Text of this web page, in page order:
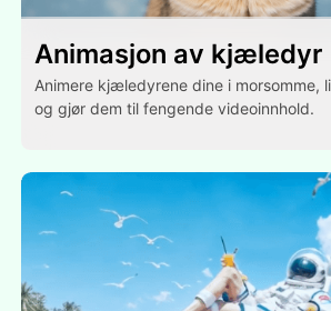
Animasjon av kjæledyr
Animere kjæledyrene dine i morsomme,
og gjør dem til fengende videoinnhold.